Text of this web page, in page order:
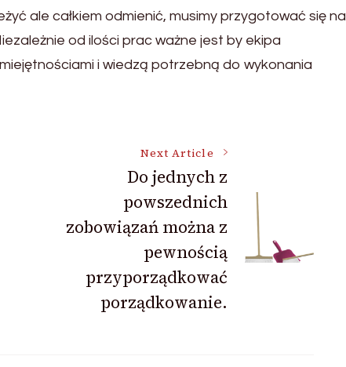
ale całkiem odmienić, musimy przygotować się na
od ilości prac ważne jest by ekipa
i wiedzą potrzebną do wykonania
Next Article
Do jednych z
powszednich
zobowiązań można z
pewnością
przyporządkować
porządkowanie.